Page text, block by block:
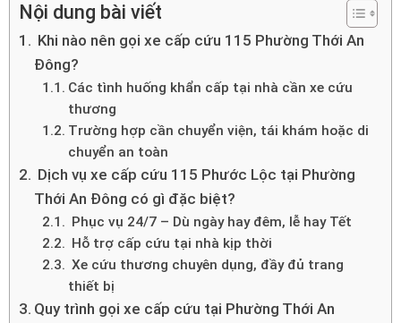
Nội dung bài viết
Khi nào nên gọi xe cấp cứu 115 Phường Thới An
Đông?
Các tình huống khẩn cấp tại nhà cần xe cứu
thương
Trường hợp cần chuyển viện, tái khám hoặc di
chuyển an toàn
Dịch vụ xe cấp cứu 115 Phước Lộc tại Phường
Thới An Đông có gì đặc biệt?
Phục vụ 24/7 – Dù ngày hay đêm, lễ hay Tết
Hỗ trợ cấp cứu tại nhà kịp thời
Xe cứu thương chuyên dụng, đầy đủ trang
thiết bị
Quy trình gọi xe cấp cứu tại Phường Thới An